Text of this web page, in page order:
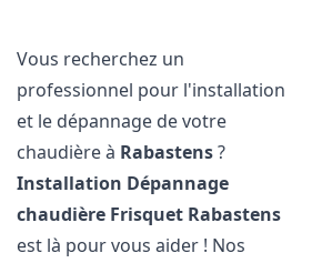
Vous recherchez un
professionnel pour l'installation
et le dépannage de votre
chaudière à Rabastens?
Installation Dépannage
chaudière Frisquet Rabastens
est là pour vous aider ! Nos